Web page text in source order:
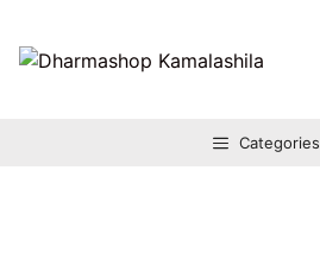
Inhalt
springen
Categories